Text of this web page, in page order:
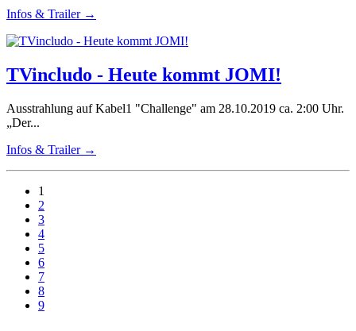
Infos & Trailer →
TVincludo - Heute kommt JOMI!
Ausstrahlung auf Kabel1 "Challenge" am 28.10.2019 ca. 2:00 Uhr.
„Der...
Infos & Trailer →
1
2
3
4
5
6
7
8
9